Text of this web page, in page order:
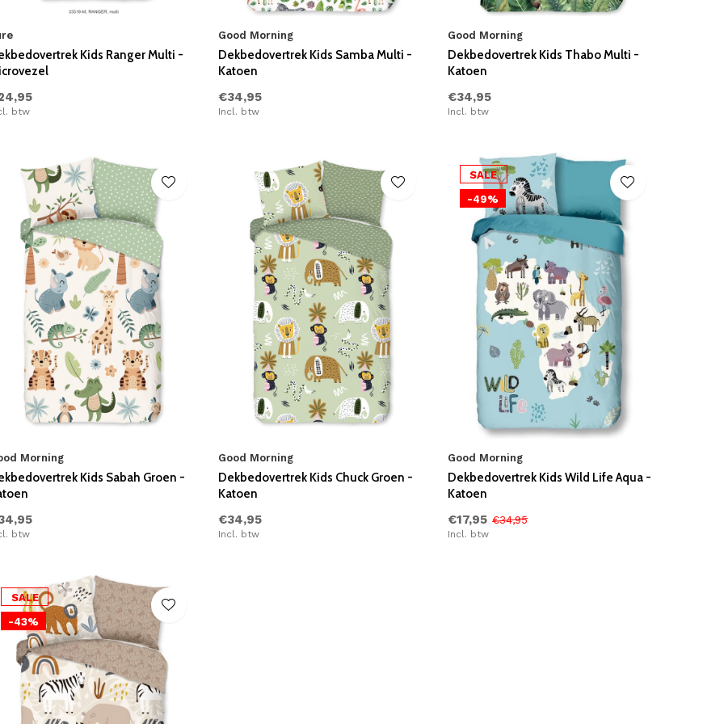
Kids Ranger Multi -
btw
Good Morning
Dekbedovertrek Kids Samba Multi -
Katoen
€34,95
Incl. btw
Good Morning
Dekbedovertrek Kids Thabo Multi -
Katoen
€34,95
Incl. btw
Morning
Kids Sabah Groen -
btw
Good Morning
Dekbedovertrek Kids Chuck Groen -
Katoen
€34,95
Incl. btw
SALE
-49%
Good Morning
Dekbedovertrek Kids Wild Life Aqua -
Katoen
€17,95 €34,95
Incl. btw
SALE
-43%